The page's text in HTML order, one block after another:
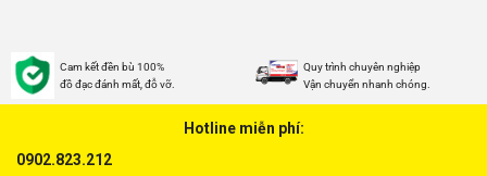
Cam kết đền bù 100%
đồ đạc đánh mất, đỗ vỡ.
Quy trình chuyên nghiệp
Vận chuyển nhanh chóng.
Hotline miễn phí:
0902.823.212